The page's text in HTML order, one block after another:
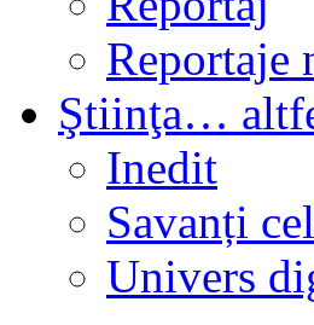
Reportaje
Ştiinţa…
Inedit
Savanți
Univers